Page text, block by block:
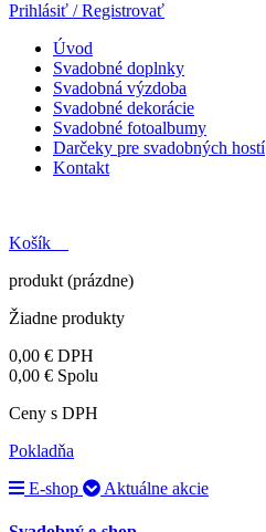
Prihlásiť / Registrovať
Úvod
Svadobné doplnky
Svadobná výzdoba
Svadobné dekorácie
Svadobné fotoalbumy
Darčeky pre svadobných hostí
Kontakt
Košík
produkt (prázdne)
Žiadne produkty
0,00 € DPH
0,00 € Spolu
Ceny s DPH
Pokladňa
E-shop
Aktuálne akcie